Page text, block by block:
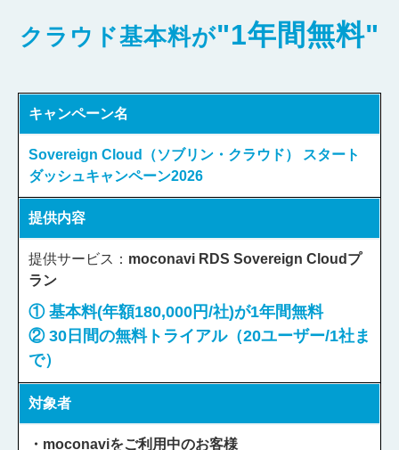
クラウド基本料が"1年間無料"
キャンペーン名
Sovereign Cloud（ソブリン・クラウド） スタート
ダッシュキャンペーン2026​
提供内容
提供サービス： moconavi RDS Sovereign Cloudプ
ラン
① 基本料(年額180,000円/社)が1年間無料
② 30日間の無料トライアル（20ユーザー/1社ま
で）
対象者
・moconaviをご利用中のお客様